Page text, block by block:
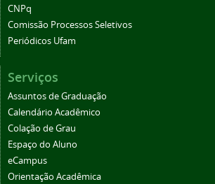
CNPq
Comissão Processos Seletivos
Periódicos Ufam
Serviços
Assuntos de Graduação
Calendário Acadêmico
Colação de Grau
Espaço do Aluno
eCampus
Orientação Acadêmica